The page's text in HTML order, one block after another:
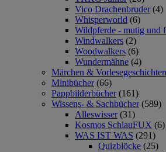
Vico Drachenbruder (4)
Whisperworld (6)
Wildpferde - mutig und
Windwalkers (2)
Woodwalkers (6)
Wundermähne (4)
Märchen & Vorlesegeschichten
Minibücher (66)
Pappbilderbücher (161)
Wissens- & Sachbücher (589)
Alleswisser (31)
Kosmos SchlauFUX (6)
WAS IST WAS (291)
Quizblöcke (25)